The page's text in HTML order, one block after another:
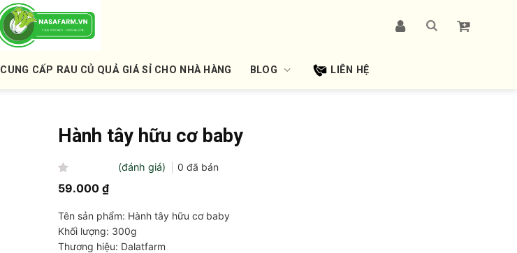
CUNG CẤP RAU CỦ QUẢ GIÁ SỈ CHO NHÀ HÀNG BLOG LIÊN HỆ
Hành tây hữu cơ baby
Được
xếp
0
5
sao
(đánh giá) 0 đã bán
59.000 ₫
Tên sản phẩm: Hành tây hữu cơ baby
Khối lượng: 300g
Thương hiệu: Dalatfarm